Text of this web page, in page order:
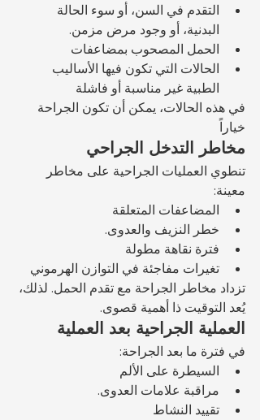
التقدم في السن، أو سوء الحالة
البدنية، أو وجود مرض مزمن.
الحمل المصحوب بمضاعفات
الحالات التي تكون فيها الأساليب
الطبية غير مناسبة أو فاشلة
في هذه الحالات، يمكن أن تكون الجراحة
خياراً
مخاطر التدخل الجراحي
تنطوي العمليات الجراحية على مخاطر
معينة:
المضاعفات المتعلقة
خطر النزيف والعدوى.
فترة نقاهة مطولة
تغيرات مفاجئة في التوازن الهرموني
تزداد مخاطر الجراحة مع تقدم الحمل. لذلك،
يُعد التوقيت ذا أهمية قصوى.
العملية الجراحية بعد العملية
في فترة ما بعد الجراحة:
السيطرة على الألم
مراقبة علامات العدوى.
تقييد النشاط